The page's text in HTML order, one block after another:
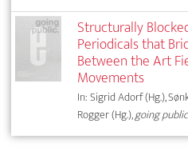
Structurally
Periodicals that
Between the Art
Movements
In: Sigrid Adorf (Hg.),
Rogger (Hg.),going